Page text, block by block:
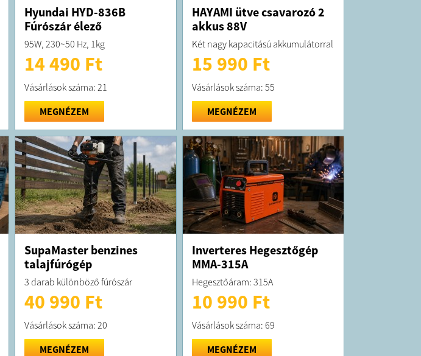
Hyundai HYD-836B
Fúrószár élező
95W, 230~50 Hz, 1kg
14 490 Ft
Vásárlások száma: 21
MEGNÉZEM
HAYAMI ütve csavarozó 2
akkus 88V
Két nagy kapacitású akkumulátorral
15 990 Ft
Vásárlások száma: 55
MEGNÉZEM
SupaMaster benzines
talajfúrógép
3 darab különböző fúrószár
40 990 Ft
Vásárlások száma: 20
MEGNÉZEM
Inverteres Hegesztőgép
MMA-315A
Hegesztőáram: 315A
10 990 Ft
Vásárlások száma: 69
MEGNÉZEM